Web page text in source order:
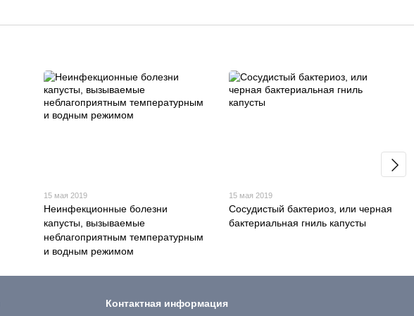
15 мая 2019
Неинфекционные болезни
капусты, вызываемые
неблагоприятным температурным
и водным режимом
15 мая 2019
Сосудистый бактериоз, или черная
бактериальная гниль капусты
Контактная информация